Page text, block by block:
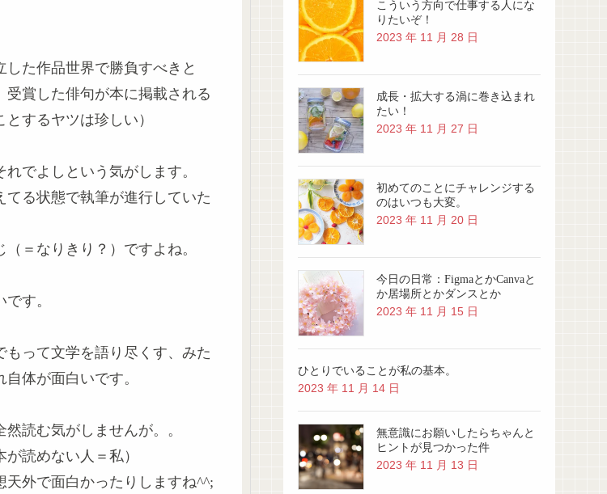
た作品世界で勝負すべきと
賞した俳句が本に掲載される
するヤツは珍しい）
でよしという気がします。
る状態で執筆が進行していた
＝なりきり？）ですよね。
す。
って文学を語り尽くす、みた
体が面白いです。
読む気がしませんが。。
読めない人＝私）
外で面白かったりしますね^^;
こういう方向で仕事する人にな
りたいぞ！
2023 年 11 月 28 日
成長・拡大する渦に巻き込まれ
たい！
2023 年 11 月 27 日
初めてのことにチャレンジする
のはいつも大変。
2023 年 11 月 20 日
今日の日常：FigmaとかCanvaと
か居場所とかダンスとか
2023 年 11 月 15 日
ひとりでいることが私の基本。
2023 年 11 月 14 日
無意識にお願いしたらちゃんと
ヒントが見つかった件
2023 年 11 月 13 日